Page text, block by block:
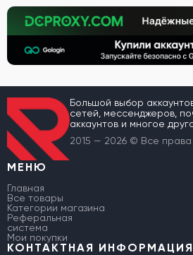
Большой выбор
сетей, мессенджеров,
аккаунтов и многое
2015 — 2026 © Все
МЕНЮ
Главная
Все товары
Категории магазина
Реферальная
система
Мои покупки
КОНТАКТНАЯ ИНФОРМАЦИЯ